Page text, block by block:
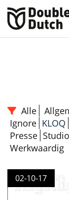
Alle
Ignore KLOQ
Presse
Werkwaardig
02-10-17